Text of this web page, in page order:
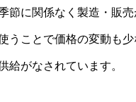
節に関係なく製造・販
うことで価格の変動も少
給がなされています。